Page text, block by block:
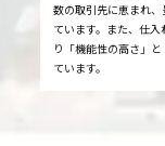
数の取引先に恵まれ
ています。また、仕
り「機能性の高さ」
ています。